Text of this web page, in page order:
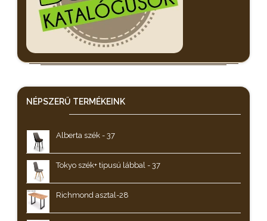
NÉPSZERŰ TERMÉKEINK
Alberta szék - 37
Tokyo szék+ tipusú lábbal - 37
Richmond asztal-28